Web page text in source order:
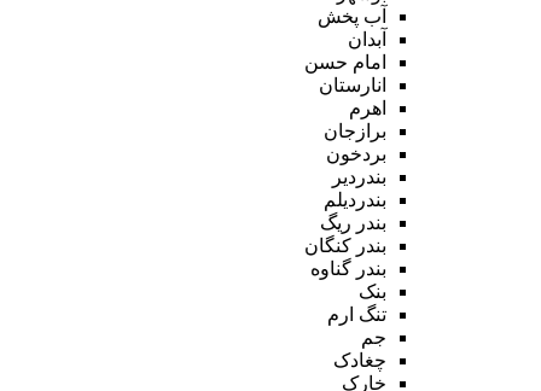
آب پخش
آبدان
امام حسن
انارستان
اهرم
برازجان
بردخون
بندردیر
بندردیلم
بندر ریگ
بندر کنگان
بندر گناوه
بنک
تنگ ارم
جم
چغادک
خارک